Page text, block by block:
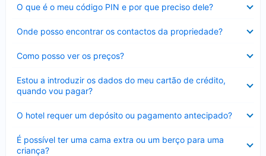
O que é o meu código PIN e por que preciso dele?
fechado
Onde posso encontrar os contactos da propriedade?
fechado
Como posso ver os preços?
fechado
Estou a introduzir os dados do meu cartão de crédito,
quando vou pagar?
fechado
O hotel requer um depósito ou pagamento antecipado?
fechado
É possível ter uma cama extra ou um berço para uma
criança?
Elemento
fechado